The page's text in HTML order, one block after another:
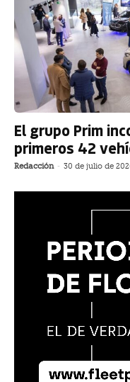
El grupo Prim
primeros 42
Redacción - 30 de julio de